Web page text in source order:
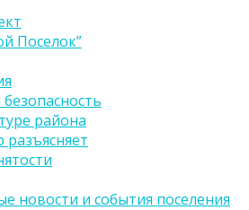
Поселок”
района
разъясняет
новости и события поселения